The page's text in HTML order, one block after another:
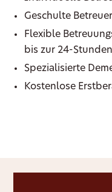
Geschulte
Flexible
bis zur 24-
Spezialisierte
Kostenlose